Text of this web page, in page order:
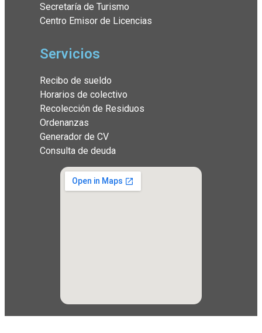
Secretaría de Turismo
Centro Emisor de Licencias
Servicios
Recibo de sueldo
Horarios de colectivo
Recolección de Residuos
Ordenanzas
Generador de CV
Consulta de deuda